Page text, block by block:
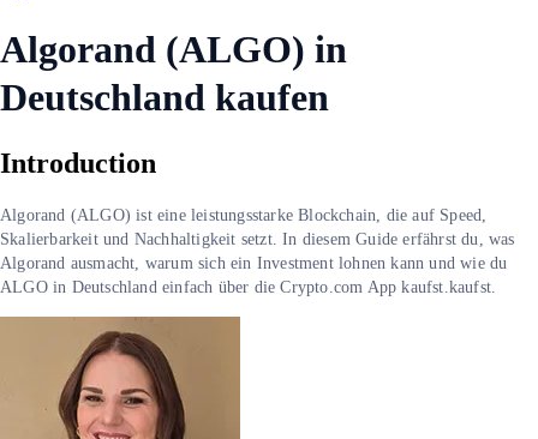
Algorand (ALGO) in
Deutschland kaufen
Introduction
Algorand (ALGO) ist eine leistungsstarke Blockchain, die auf Speed,
Skalierbarkeit und Nachhaltigkeit setzt. In diesem Guide erfährst du, was
Algorand ausmacht, warum sich ein Investment lohnen kann und wie du
ALGO in Deutschland einfach über die Crypto.com App kaufst.kaufst.